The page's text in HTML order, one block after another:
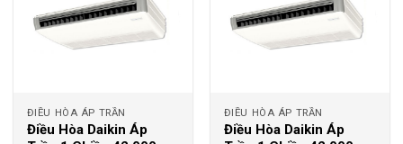
ĐIỀU HÒA ÁP TRẦN
Điều Hòa Daikin Áp
ĐIỀU HÒA ÁP TRẦN
Điều Hòa Daikin Áp